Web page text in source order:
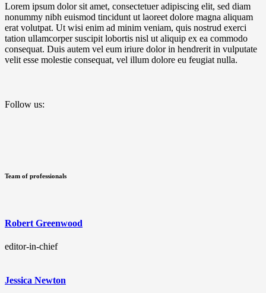
Lorem ipsum dolor sit amet, consectetuer adipiscing elit, sed diam
nonummy nibh euismod tincidunt ut laoreet dolore magna aliquam
erat volutpat. Ut wisi enim ad minim veniam, quis nostrud exerci
tation ullamcorper suscipit lobortis nisl ut aliquip ex ea commodo
consequat. Duis autem vel eum iriure dolor in hendrerit in vulputate
velit esse molestie consequat, vel illum dolore eu feugiat nulla.
Follow us:
Team of professionals
Robert Greenwood
editor-in-chief
Jessica Newton